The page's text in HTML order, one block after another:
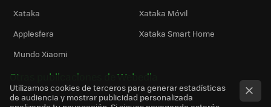
Xataka
Xataka Móvil
Applesfera
Xataka Smart Home
Mundo Xiaomi
Otras publicaciones de Webedia
Utilizamos cookies de terceros para generar estadísticas
de audiencia y mostrar publicidad personalizada